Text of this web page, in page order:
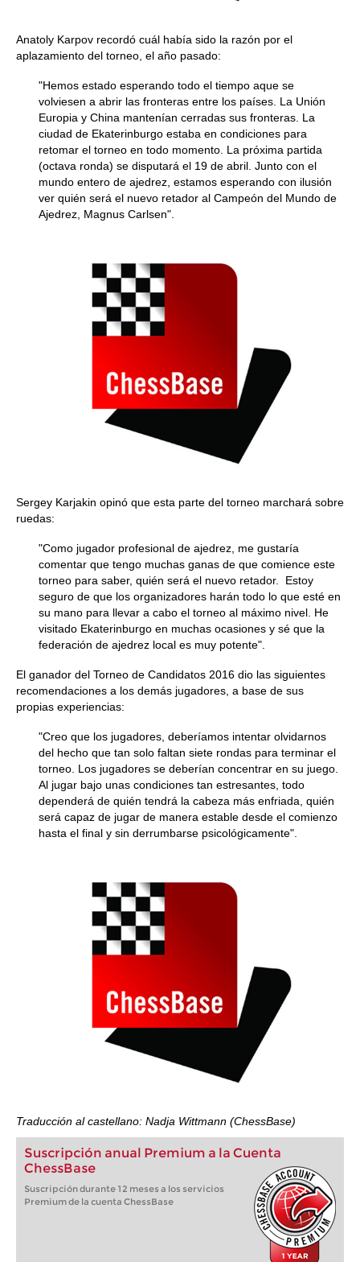
Anatoly Karpov recordó cuál había sido la razón por el
aplazamiento del torneo, el año pasado:
"Hemos estado esperando todo el tiempo aque se
volviesen a abrir las fronteras entre los países. La Unión
Europia y China mantenían cerradas sus fronteras. La
ciudad de Ekaterinburgo estaba en condiciones para
retomar el torneo en todo momento. La próxima partida
(octava ronda) se disputará el 19 de abril. Junto con el
mundo entero de ajedrez, estamos esperando con ilusión
ver quién será el nuevo retador al Campeón del Mundo de
Ajedrez, Magnus Carlsen".
Sergey Karjakin opinó que esta parte del torneo marchará sobre
ruedas:
"Como jugador profesional de ajedrez, me gustaría
comentar que tengo muchas ganas de que comience este
torneo para saber, quién será el nuevo retador. Estoy
seguro de que los organizadores harán todo lo que esté en
su mano para llevar a cabo el torneo al máximo nivel. He
visitado Ekaterinburgo en muchas ocasiones y sé que la
federación de ajedrez local es muy potente".
El ganador del Torneo de Candidatos 2016 dio las siguientes
recomendaciones a los demás jugadores, a base de sus
propias experiencias:
"Creo que los jugadores, deberíamos intentar olvidarnos
del hecho que tan solo faltan siete rondas para terminar el
torneo. Los jugadores se deberían concentrar en su juego.
Al jugar bajo unas condiciones tan estresantes, todo
dependerá de quién tendrá la cabeza más enfriada, quién
será capaz de jugar de manera estable desde el comienzo
hasta el final y sin derrumbarse psicológicamente".
Traducción al castellano: Nadja Wittmann (ChessBase)
Suscripción anual Premium a la Cuenta
ChessBase
Suscripción durante 12 meses a los servicios
Premium de la cuenta ChessBase